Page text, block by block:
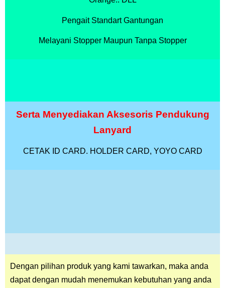
Pengait Standart Gantungan
Melayani Stopper Maupun Tanpa Stopper
Serta Menyediakan Aksesoris Pendukung
Lanyard
CETAK ID CARD. HOLDER CARD, YOYO CARD
Dengan pilihan produk yang kami tawarkan, maka anda
dapat dengan mudah menemukan kebutuhan yang anda